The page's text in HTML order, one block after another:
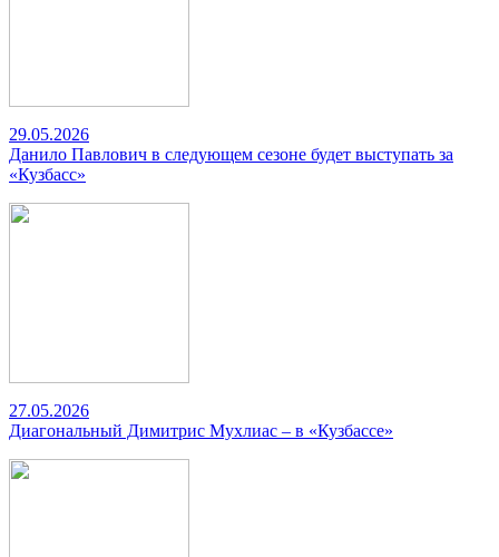
29.05.2026
Данило Павлович в следующем сезоне будет выступать за
«Кузбасс»
27.05.2026
Диагональный Димитрис Мухлиас – в «Кузбассе»